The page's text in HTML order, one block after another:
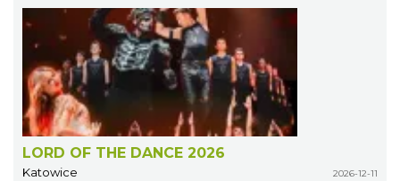
LORD OF THE DANCE 2026
Katowice 2026-12-11